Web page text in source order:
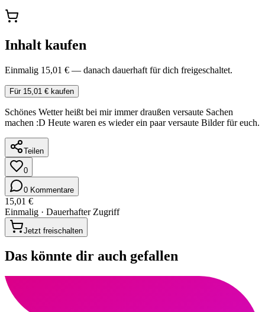
Inhalt kaufen
Einmalig 15,01 € — danach dauerhaft für dich freigeschaltet.
Für 15,01 € kaufen
Schönes Wetter heißt bei mir immer draußen versaute Sachen
machen :D Heute waren es wieder ein paar versaute Bilder für euch.
Teilen
0
0 Kommentare
15,01 €
Einmalig · Dauerhafter Zugriff
Jetzt freischalten
Das könnte dir auch gefallen